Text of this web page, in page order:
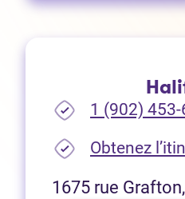
1 (902)
Obtenez
1675 rue